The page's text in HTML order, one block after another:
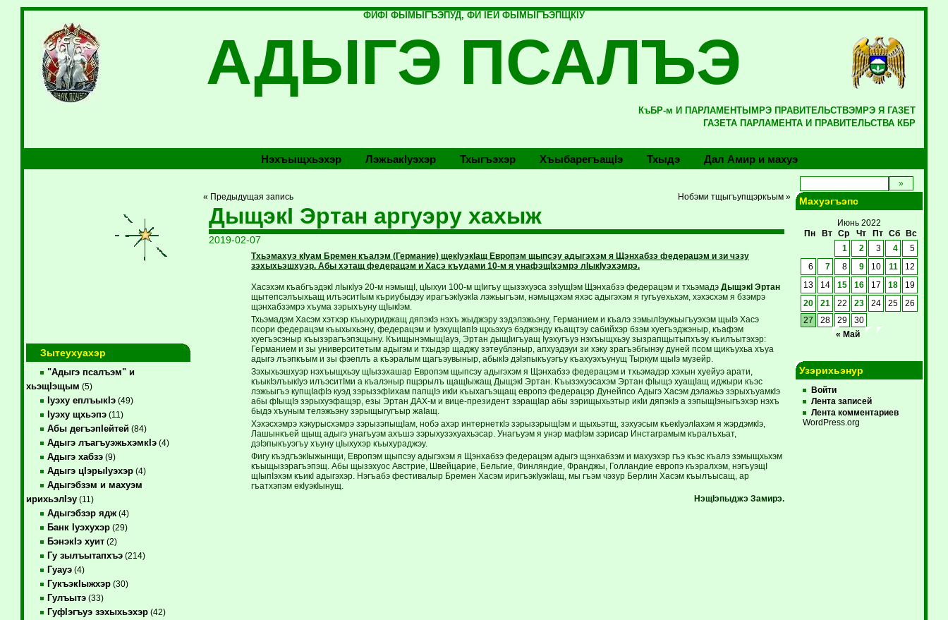
ФИФI ФЫМЫГЪЭПУД, ФИ IЕЙ ФЫМЫГЪЭПЩКIУ
АДЫГЭ ПСАЛЪЭ
КъБР-м И ПАРЛАМЕНТЫМРЭ ПРАВИТЕЛЬСТВЭМРЭ Я ГАЗЕТ
ГАЗЕТА ПАРЛАМЕНТА И ПРАВИТЕЛЬСТВА КБР
Нэхъыщхьэхэр Лэжьакlуэхэр Тхыгъэхэр Хъыбарегъащlэ Тхыдэ Дал Амир и махуэ
Зытеухуахэр
"Адыгэ псалъэм" и
хьэщIэщым (5)
Iуэху еплъыкIэ(49)
Iуэху щхьэпэ(11)
Абы дегъэпIейтей(84)
Адыгэ лъагъуэжьхэмкIэ(4)
Адыгэ хабзэ(9)
Адыгэ цIэрыIуэхэр(4)
Адыгэбзэм и махуэм
ирихьэлIэу(11)
Адыгэбзэр ядж(4)
Банк Iуэхухэр(29)
БэнэкIэ хуит(2)
Гу зылъытапхъэ(214)
Гуауэ(4)
ГукъэкIыжхэр(30)
Гулъытэ(33)
ГуфIэгъуэ зэхыхьэхэр(42)
« Предыдущая запись Нобэми тщыгъупщэркъым »
ДыщэкI Эртан аргуэру хахыж
2019-02-07
Тхьэмахуэ кIуам Бремен къалэм (Германие) щекIуэкIащ Европэм щыпсэу адыгэхэм я Щэнхабзэ федерацэм и зи чэзу
зэхыхьэшхуэр. Абы хэтащ федерацэм и Хасэ къудами 10-м я унафэщIхэмрэ лIыкIуэхэмрэ.
Хасэхэм къабгъэдэкI лIыкIуэ 20-м нэмыщI, цIыхуи 100-м щIигъу щызэхуэса зэIущIэм Щэнхабзэ федерацэм и тхьэмадэ ДыщэкI Эртан
щытепсэлъыхьащ илъэситIым къриубыдэу ирагъэкIуэкIа лэжьыгъэм, нэмыцэхэм яхэс адыгэхэм я гугъуехьхэм, хэхэсхэм я бзэмрэ
щэнхабзэмрэ хъума зэрыхъуну щIыкIэм.
Тхьэмадэм Хасэм хэтхэр къыхуриджащ дяпэкIэ нэхъ жыджэру зэдэлэжьэну, Германием и къалэ зэмылIэужьыгъуэхэм щыIэ Хасэ
псори федерацэм къыхыхьэну, федерацэм и IуэхущIапIэ щхьэхуэ бэджэнду къащтэу сабийхэр бзэм хуегъэджэныр, къафэм
хуегъэсэныр къызэрагъэпэщыну. КъищынэмыщIауэ, Эртан дыщIигъуащ Iуэхугъуэ нэхъыщхьэу зызрапщытыпхъэу къилъытэхэр:
Германием и зы университетым адыгэм и тхыдэр щаджу зэтеублэныр, апхуэдэуи зи хэку зрагъэбгынэу дуней псом щикъухьа хъуа
адыгэ лъэпкъым и зы фэеплъ а къэралым щагъэувыныр, абыкIэ дэIэпыкъуэгъу къахуэхъунущ Тыркум щыIэ музейр.
Зэхыхьэшхуэр нэхъыщхьэу щIызэхашар Европэм щыпсэу адыгэхэм я Щэнхабзэ федерацэм и тхьэмадэр хэхын хуейуэ арати,
къыкIэлъыкIуэ илъэситIми а къалэныр пщэрылъ щащIыжащ ДыщэкI Эртан. Къызэхуэсахэм Эртан фIыщэ хуащIащ иджыри къэс
лэжьыгъэ купщIафIэ куэд зэрызэфIихам папщIэ икIи къыхагъэщащ европэ федерацэр Дунейпсо Адыгэ Хасэм дэлажьэ зэрыхъуамкIэ
абы фIыщIэ зэрыхуэфащэр, езы Эртан ДАХ-м и вице-президент зэращIар абы зэрищыхьэтыр икIи дяпэкIэ а зэпыщIэныгъэхэр нэхъ
быдэ хъуным телэжьэну зэрыщыгугъыр жаIащ.
Хэхэсхэмрэ хэкурысхэмрэ зэрызэпыщIам, нобэ ахэр интернеткIэ зэрызэрыщIэм и щыхьэтщ, зэхуэсым къекIуэлIахэм я жэрдэмкIэ,
Лашынкъей щыщ адыгэ унагъуэм ахъшэ зэрыхузэхуахьэсар. Унагъуэм я унэр мафIэм зэрисар Инстаграмым къралъхьат,
дэIэпыкъуэгъу хъуну цIыхухэр къыхураджэу.
Фигу къэдгъэкIыжынщи, Европэм щыпсэу адыгэхэм я Щэнхабзэ федерацэм адыгэ щэнхабзэм и махуэхэр гъэ къэс къалэ зэмыщхьхэм
къыщызэрагъэпэщ. Абы щызэхуос Австрие, Швейцарие, Бельгие, Финляндие, Франджы, Голландие европэ къэралхэм, нэгъуэщI
щIыпIэхэм къикI адыгэхэр. Нэгъабэ фестивалыр Бремен Хасэм иригъэкIуэкIащ, мы гъэм чэзур Берлин Хасэм къылъысащ, ар
гъатхэпэм екIуэкIынущ.
НэщIэпыджэ Замирэ.
Махуэгъэпс
Июнь 2022
Пн
Вт Ср Чт Пт Сб
Вс
1
2 3 4 5
6 7 8 9 10 11 12
13 14 15 16 17 18 19
20 21 22 23 24 25
26
27
28 29
30
« Май
Узэрихьэнур
Войти
Лента записей
Лента комментариев
WordPress.org